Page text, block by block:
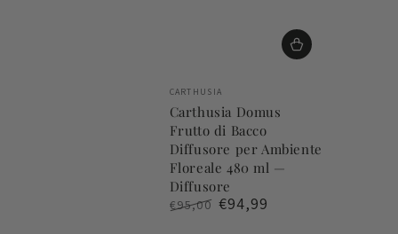
Venditore:
CARTHUSIA
Carthusia Domus
Frutto di Bacco
Diffusore per Ambiente
Floreale 480 ml —
Diffusore
€95,00 €94,99